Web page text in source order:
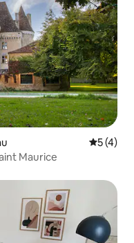
5 de
5 (4)
Maurice